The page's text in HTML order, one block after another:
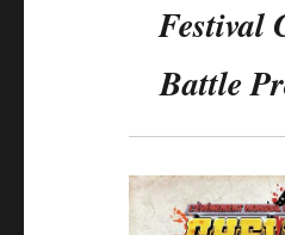
Festival
Battle